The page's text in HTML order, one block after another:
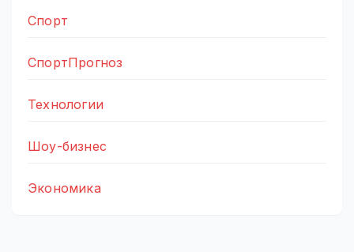
Спорт
СпортПрогноз
Технологии
Шоу-бизнес
Экономика